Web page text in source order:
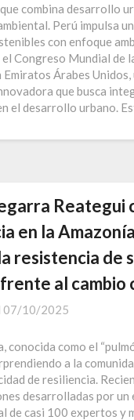
combina desarrollo
Perú impulsa
con enfoque
Congreso Mundial de
Árabes Unidos,
que busca
el desarrollo urbano.
Reategui
en la
resistencia de
al cambio
07/10/2025
conocida como el
a la
de resiliencia.
desarrolladas por un
de casi 100 expertos y